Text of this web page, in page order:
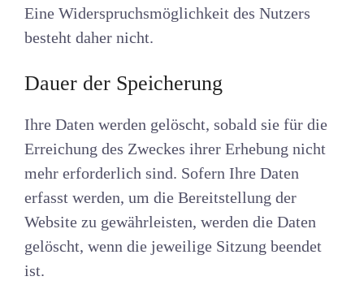
Eine Widerspruchsmöglichkeit des Nutzers
besteht daher nicht.
Dauer der Speicherung
Ihre Daten werden gelöscht, sobald sie für die
Erreichung des Zweckes ihrer Erhebung nicht
mehr erforderlich sind. Sofern Ihre Daten
erfasst werden, um die Bereitstellung der
Website zu gewährleisten, werden die Daten
gelöscht, wenn die jeweilige Sitzung beendet
ist.